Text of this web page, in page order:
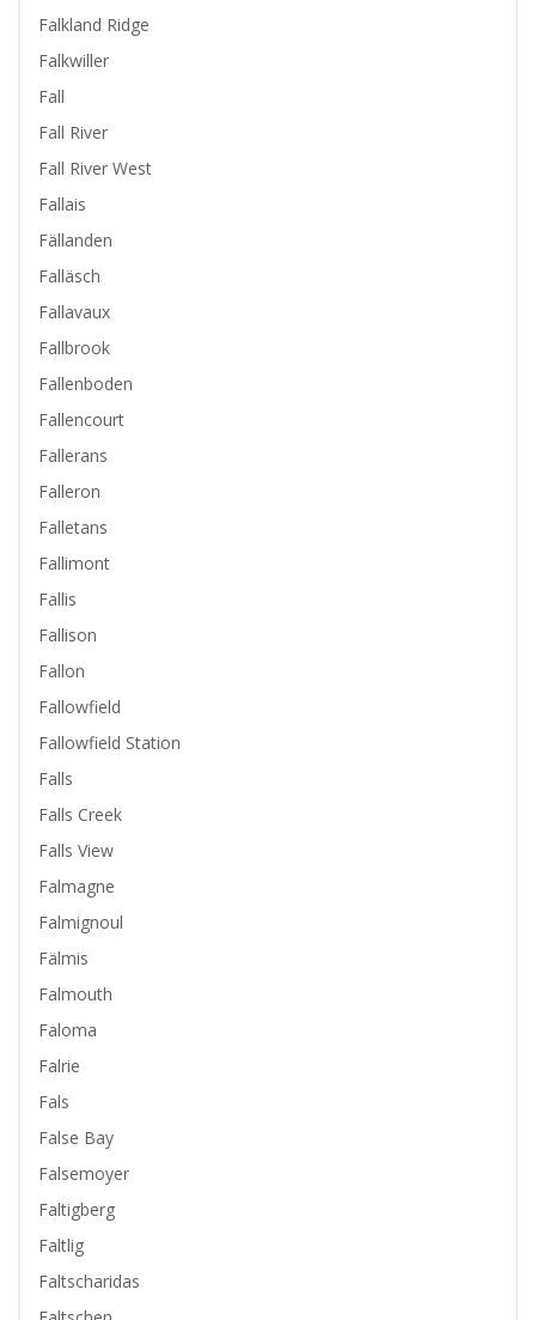
Falkland Ridge
Falkwiller
Fall
Fall River
Fall River West
Fallais
Fällanden
Falläsch
Fallavaux
Fallbrook
Fallenboden
Fallencourt
Fallerans
Falleron
Falletans
Fallimont
Fallis
Fallison
Fallon
Fallowfield
Fallowfield Station
Falls
Falls Creek
Falls View
Falmagne
Falmignoul
Fälmis
Falmouth
Faloma
Falrie
Fals
False Bay
Falsemoyer
Faltigberg
Faltlig
Faltscharidas